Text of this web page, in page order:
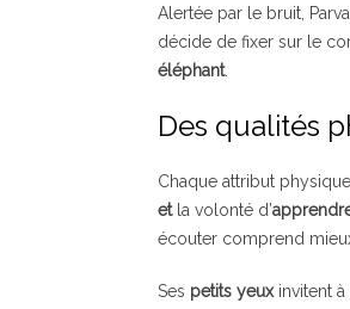
Alertée par le bruit,
décide de fixer sur le
éléphant.
Des qualités
Chaque attribut
et la volonté d’
écouter comprend
Ses petits yeuxinvitent à